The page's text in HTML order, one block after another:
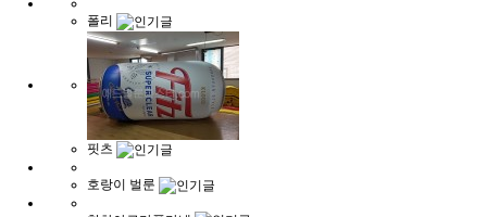
폴리
핏츠
호랑이 벌룬